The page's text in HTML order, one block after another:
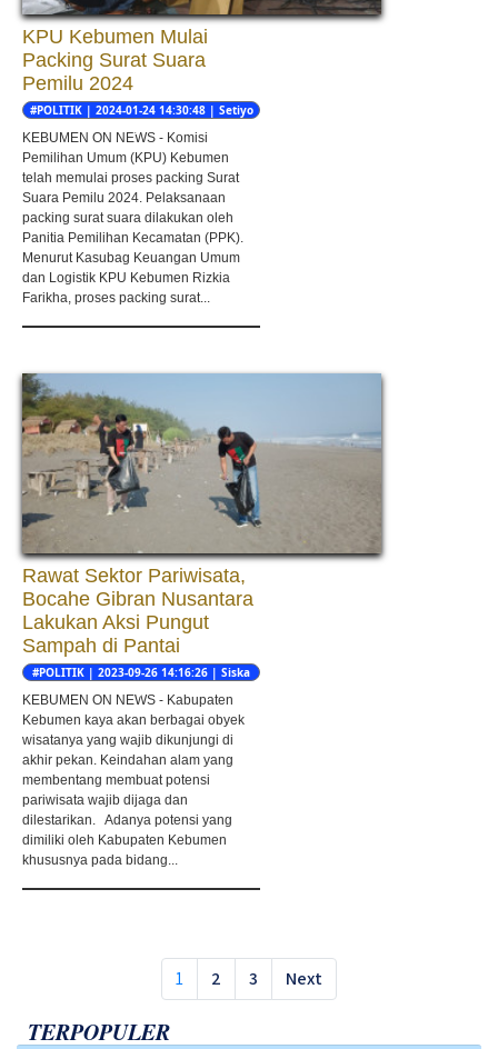
KPU Kebumen Mulai
Packing Surat Suara
Pemilu 2024
#POLITIK | 2024-01-24 14:30:48 | Setiyo
KEBUMEN ON NEWS - Komisi
Pemilihan Umum (KPU) Kebumen
telah memulai proses packing Surat
Suara Pemilu 2024. Pelaksanaan
packing surat suara dilakukan oleh
Panitia Pemilihan Kecamatan (PPK).
Menurut Kasubag Keuangan Umum
dan Logistik KPU Kebumen Rizkia
Farikha, proses packing surat...
Rawat Sektor Pariwisata,
Bocahe Gibran Nusantara
Lakukan Aksi Pungut
Sampah di Pantai
#POLITIK | 2023-09-26 14:16:26 | Siska
KEBUMEN ON NEWS - Kabupaten
Kebumen kaya akan berbagai obyek
wisatanya yang wajib dikunjungi di
akhir pekan. Keindahan alam yang
membentang membuat potensi
pariwisata wajib dijaga dan
dilestarikan. Adanya potensi yang
dimiliki oleh Kabupaten Kebumen
khususnya pada bidang...
1 2 3 Next
TERPOPULER